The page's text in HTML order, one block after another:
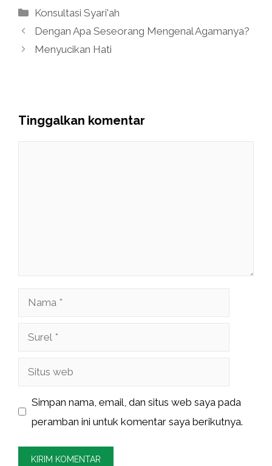
Kategori
Konsultasi Syari'ah
Dengan Apa Seseorang Mengenal Agamanya?
Menyucikan Hati
Tinggalkan komentar
Nama
Surel
Situs
Simpan nama, email, dan situs web saya pada
peramban ini untuk komentar saya berikutnya.